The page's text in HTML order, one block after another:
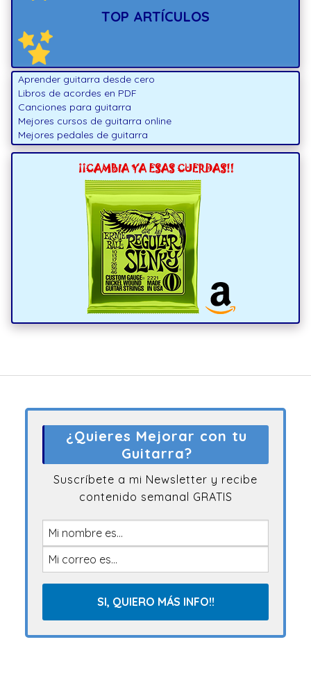
TOP ARTÍCULOS
Aprender guitarra desde cero
Libros de acordes en PDF
Canciones para guitarra
Mejores cursos de guitarra online
Mejores pedales de guitarra
¿Quieres Mejorar con tu
Guitarra?
Suscríbete a mi Newsletter y recibe
contenido semanal GRATIS